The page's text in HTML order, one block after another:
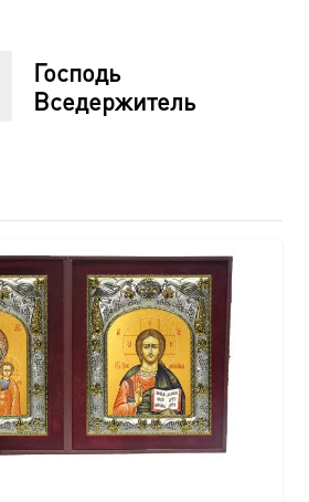
Господь
Вседержитель